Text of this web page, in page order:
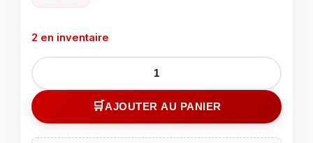
2 en inventaire
quantité
de
TRANSISTOR
STR3015
AJOUTER AU PANIER